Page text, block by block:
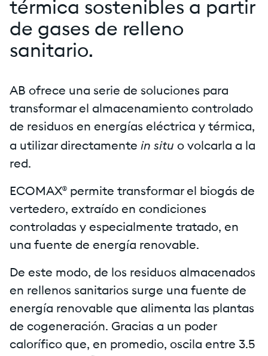
térmica sostenibles a partir
de gases de relleno
sanitario.
AB ofrece una serie de soluciones para
transformar el almacenamiento controlado
de residuos en energías eléctrica y térmica,
a utilizar directamente in situ o volcarla a la
red.
ECOMAX® permite transformar el biogás de
vertedero, extraído en condiciones
controladas y especialmente tratado, en
una fuente de energía renovable.
De este modo, de los residuos almacenados
en rellenos sanitarios surge una fuente de
energía renovable que alimenta las plantas
de cogeneración. Gracias a un poder
calorífico que, en promedio, oscila entre 3.5